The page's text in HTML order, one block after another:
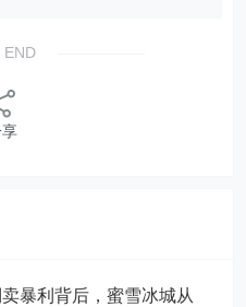
END
暴利背后，蜜雪冰城从